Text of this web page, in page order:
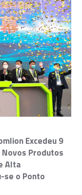
Excedeu 9
Novos Produtos
Alta
se o Ponto